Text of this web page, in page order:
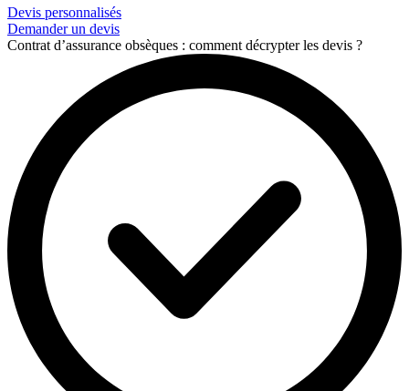
Devis personnalisés
Demander un devis
Contrat d’assurance obsèques : comment décrypter les devis ?